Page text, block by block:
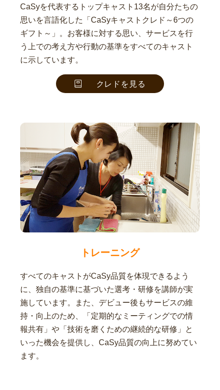
CaSyを代表するトップキャスト13名が自分たちの
思いを言語化した「CaSyキャストクレド～6つの
ギフト～」。お客様に対する思い、サービスを行
う上での考え方や行動の基準をすべてのキャスト
に示しています。
クレドを見る
トレーニング
すべてのキャストがCaSy品質を体現できるよう
に、独自の基準に基づいた選考・研修を講師が実
施しています。また、デビュー後もサービスの維
持・向上のため、「定期的なミーティングでの情
報共有」や「技術を磨くための継続的な研修」と
いった機会を提供し、CaSy品質の向上に努めてい
ます。